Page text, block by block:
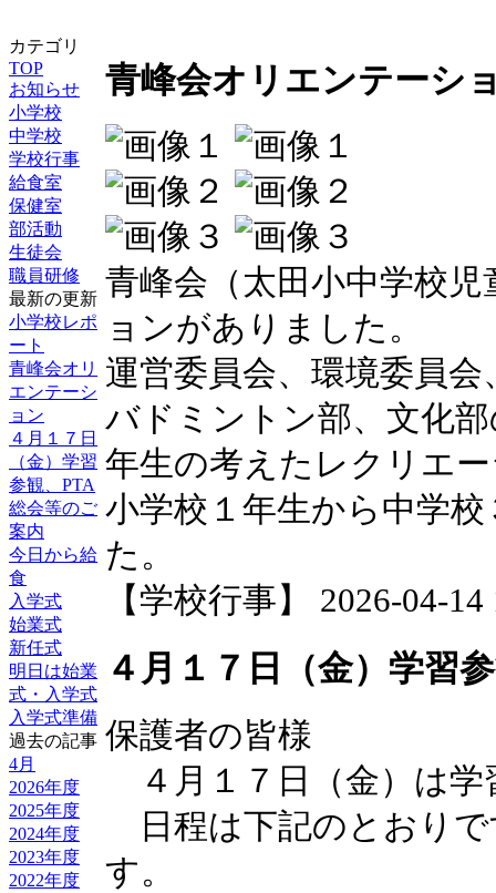
カテゴリ
TOP
お知らせ
小学校
中学校
学校行事
給食室
保健室
部活動
生徒会
職員研修
最新の更新
小学校レポ
ート
青峰会オリ
エンテーシ
ョン
４月１７日
（金）学習
参観、PTA
総会等のご
案内
今日から給
食
入学式
始業式
新任式
明日は始業
式・入学式
入学式準備
過去の記事
4月
2026年度
2025年度
2024年度
2023年度
2022年度
青峰会オリエンテーシ
青峰会（太田小中学校
ョンがありました。
運営委員会、環境委員
バドミントン部、文化
年生の考えたレクリエ
小学校１年生から中学
た。
【学校行事】 2026-04-
４月１７日（金）学習
保護者の皆様
４月１７日（金）は学
日程は下記のとおり
す。